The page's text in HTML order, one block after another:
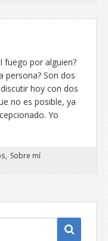
fuego por alguien?
persona? Son dos
hoy con dos
no es posible, ya
Yo
Sobre mí